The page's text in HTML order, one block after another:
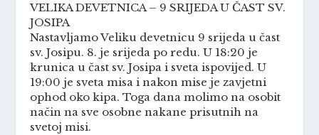
VELIKA DEVETNICA – 9 SRIJEDA U ČAST SV.
JOSIPA
Nastavljamo Veliku devetnicu 9 srijeda u čast
sv. Josipu. 8. je srijeda po redu. U 18:20 je
krunica u čast sv. Josipa i sveta ispovijed. U
19:00 je sveta misa i nakon mise je zavjetni
ophod oko kipa. Toga dana molimo na osobit
način na sve osobne nakane prisutnih na
svetoj misi.